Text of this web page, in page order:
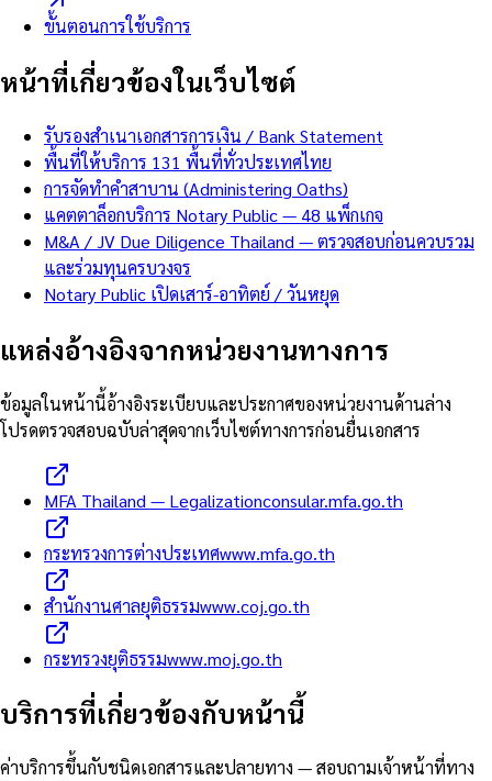
ขั้นตอนการใช้บริการ
หน้าที่เกี่ยวข้องในเว็บไซต์
รับรองสำเนาเอกสารการเงิน / Bank Statement
พื้นที่ให้บริการ 131 พื้นที่ทั่วประเทศไทย
การจัดทำคำสาบาน (Administering Oaths)
แคตตาล็อกบริการ Notary Public — 48 แพ็กเกจ
M&A / JV Due Diligence Thailand — ตรวจสอบก่อนควบรวม
และร่วมทุนครบวงจร
Notary Public เปิดเสาร์-อาทิตย์ / วันหยุด
แหล่งอ้างอิงจากหน่วยงานทางการ
ข้อมูลในหน้านี้อ้างอิงระเบียบและประกาศของหน่วยงานด้านล่าง
โปรดตรวจสอบฉบับล่าสุดจากเว็บไซต์ทางการก่อนยื่นเอกสาร
MFA Thailand — Legalizationconsular.mfa.go.th
กระทรวงการต่างประเทศwww.mfa.go.th
สำนักงานศาลยุติธรรมwww.coj.go.th
กระทรวงยุติธรรมwww.moj.go.th
บริการที่เกี่ยวข้องกับหน้านี้
ค่าบริการขึ้นกับชนิดเอกสารและปลายทาง — สอบถามเจ้าหน้าที่ทาง